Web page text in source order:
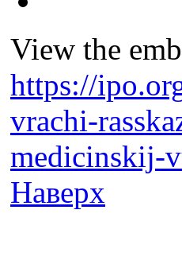
View the
https://
vrachi-
medicinskij-
Наверх